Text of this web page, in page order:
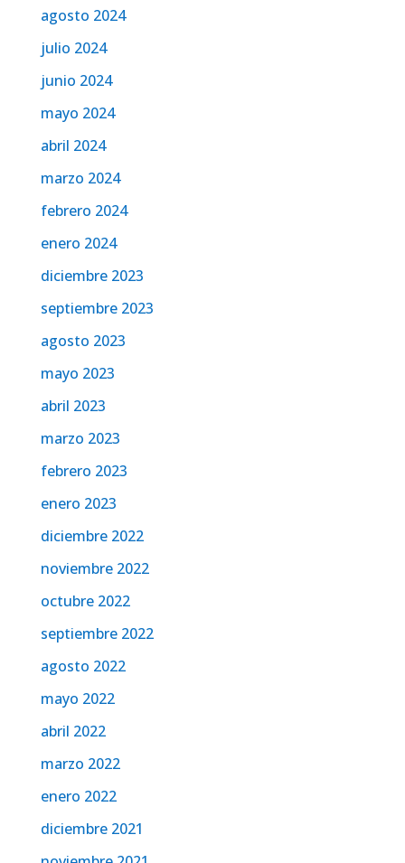
agosto 2024
julio 2024
junio 2024
mayo 2024
abril 2024
marzo 2024
febrero 2024
enero 2024
diciembre 2023
septiembre 2023
agosto 2023
mayo 2023
abril 2023
marzo 2023
febrero 2023
enero 2023
diciembre 2022
noviembre 2022
octubre 2022
septiembre 2022
agosto 2022
mayo 2022
abril 2022
marzo 2022
enero 2022
diciembre 2021